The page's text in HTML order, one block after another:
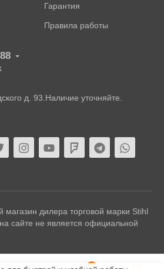
Гарантия
Правила работы
д. 93.Наличие уточняйте.
дилера торговой марки Stihl
сайте не является официальной